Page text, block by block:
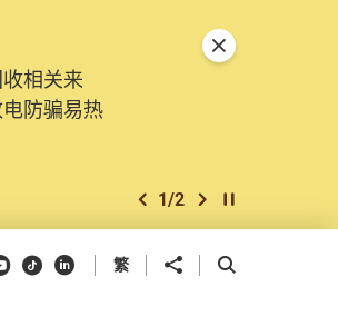
相关来
防骗易热
上一个
1/2 下一个开始/暂停幻灯
关闭特別通告
Youtube
抖音领英 繁 分享到 开启搜寻框